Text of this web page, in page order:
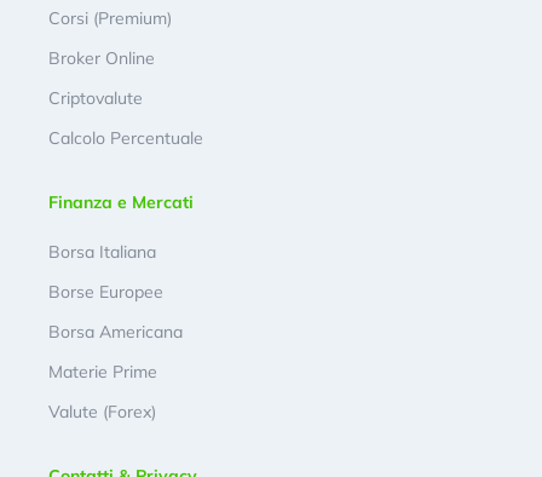
Corsi (Premium)
Broker Online
Criptovalute
Calcolo Percentuale
Finanza e Mercati
Borsa Italiana
Borse Europee
Borsa Americana
Materie Prime
Valute (Forex)